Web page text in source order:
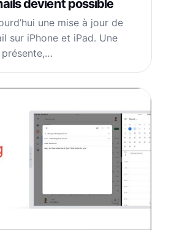
devient possible
une mise à jour de
sur iPhone et iPad. Une